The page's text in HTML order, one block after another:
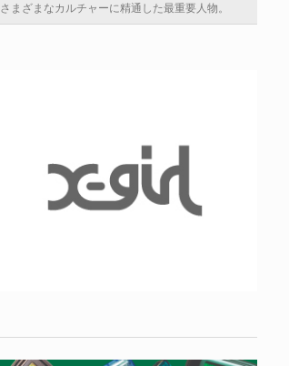
さまざまなカルチャーに精通した最重要人物。